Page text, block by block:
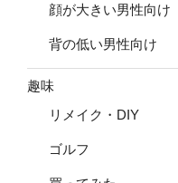
顔が大きい男性向け
背の低い男性向け
趣味
リメイク・DIY
ゴルフ